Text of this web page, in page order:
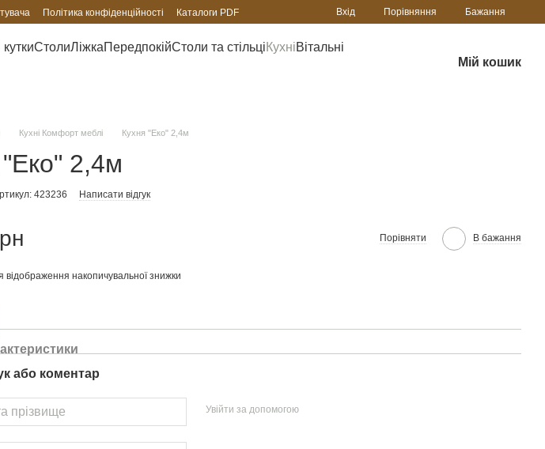
Політика конфіденційності Каталоги PDF Вхід Порівняння Бажання
куткиСтолиЛіжкаПередпокійСтоли та стільці КухніВітальні
Мій кошик
Кухні Комфорт меблі Кухня "Еко" 2,4м
2,4м
423236 Написати відгук
Порівняти В бажання
відображення накопичувальної знижки
або коментар
Увійти за допомогою